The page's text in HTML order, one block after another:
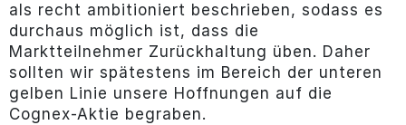
als recht ambitioniert beschrieben, sodass es
durchaus möglich ist, dass die
Marktteilnehmer Zurückhaltung üben. Daher
sollten wir spätestens im Bereich der unteren
gelben Linie unsere Hoffnungen auf die
Cognex-Aktie begraben.